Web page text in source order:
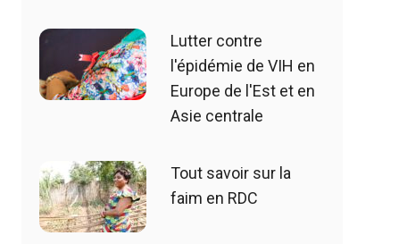
Lutter contre
l'épidémie de VIH en
Europe de l'Est et en
Asie centrale
Tout savoir sur la
faim en RDC